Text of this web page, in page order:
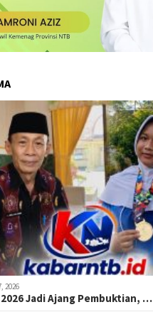
2026
Jadi Ajang Pembuktian, …